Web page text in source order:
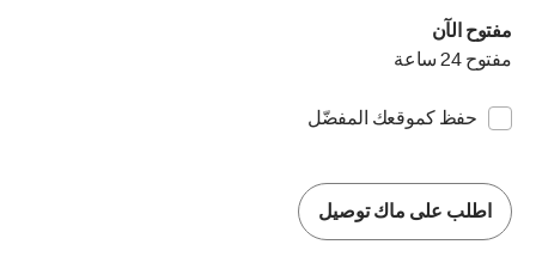
مفتوح الآن
مفتوح 24 ساعة
حفظ كموقعك المفضّل
اطلب على ماك توصيل